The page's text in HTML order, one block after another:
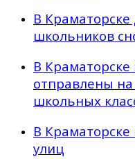
В
школьников
В Краматорске
отправлены
школьных
В Краматорске
улиц